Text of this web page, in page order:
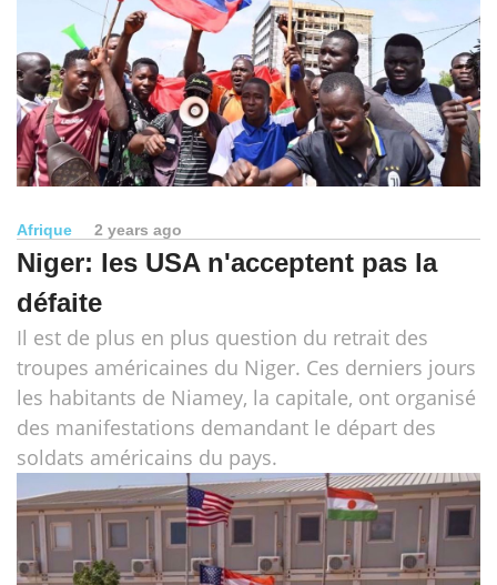
Afrique 2 years ago
Niger: les USA n'acceptent pas la
défaite
Il est de plus en plus question du retrait des
troupes américaines du Niger. Ces derniers jours
les habitants de Niamey, la capitale, ont organisé
des manifestations demandant le départ des
soldats américains du pays.